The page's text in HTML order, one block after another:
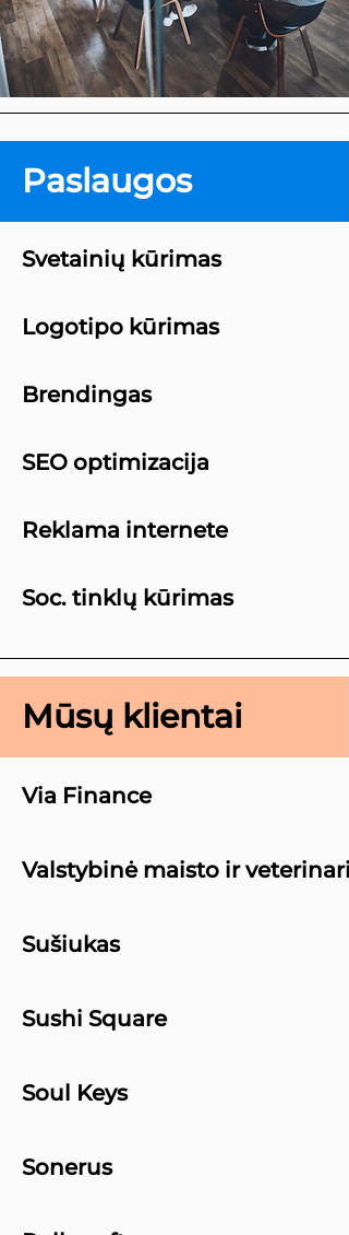
Paslaugos
Svetainių kūrimas
Logotipo kūrimas
Brendingas
SEO optimizacija
Reklama internete
Soc. tinklų kūrimas
Mūsų klientai
Via Finance
Valstybinė maisto ir
Sušiukas
Sushi Square
Soul Keys
Sonerus